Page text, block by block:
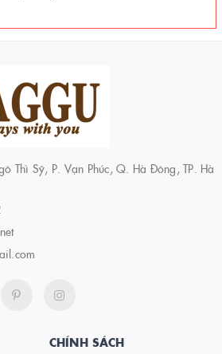
Thì Sỹ, P. Vạn Phúc, Q. Hà Đông, TP. Hà
CHÍNH SÁCH